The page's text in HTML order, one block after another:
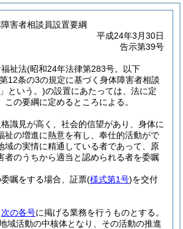
害者相談員設置要綱
平成24年3月30日
告示第39号
祉法(昭和24年法律第283号。以下
第12条の3の規定に基づく身体障害者相談
という。)の設置にあたっては、法に定
この要綱に定めるところによる。
識見が高く、社会的信望があり、身体に
祉の増進に熱意を有し、奉仕的活動がで
域の実情に精通している者であって、原
者のうちから適当と認められる者を委嘱
嘱をする場合、証票(様式第1号)を交付
次の各号に掲げる業務を行うものとする。
域活動の中核体となり、その活動の推進